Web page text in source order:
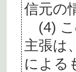
信元の
(4) こ
主張は
による